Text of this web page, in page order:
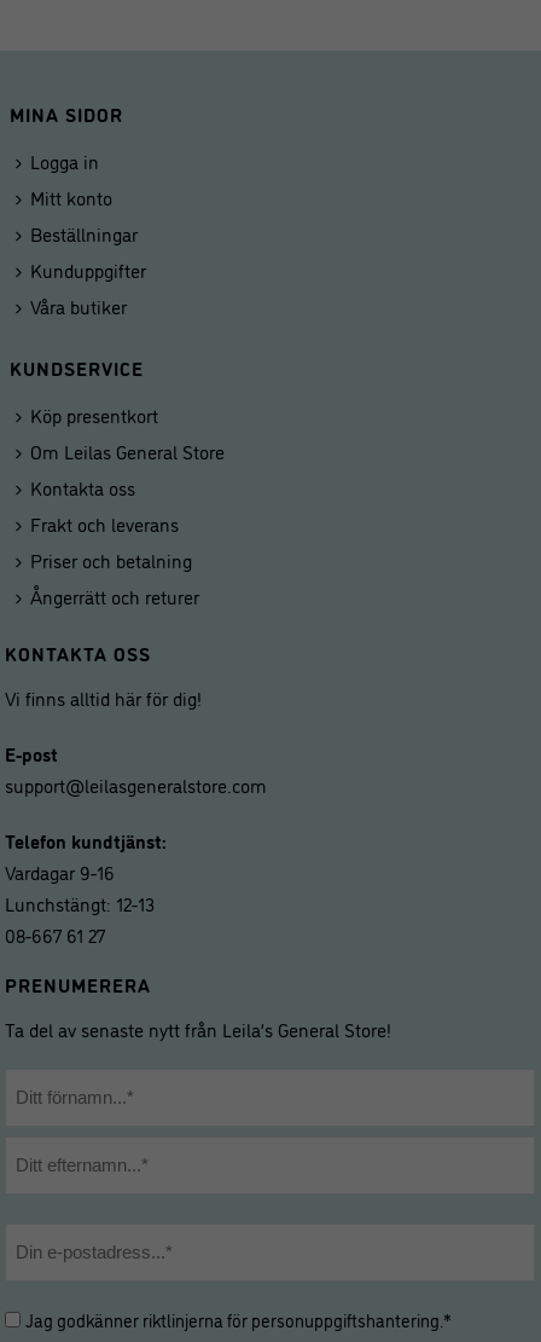
MINA SIDOR
Logga in
Mitt konto
Beställningar
Kunduppgifter
Våra butiker
KUNDSERVICE
Köp presentkort
Om Leilas General Store
Kontakta oss
Frakt och leverans
Priser och betalning
Ångerrätt och returer
KONTAKTA OSS
Vi finns alltid här för dig!
E-post
support@leilasgeneralstore.com
Telefon kundtjänst:
Vardagar 9-16
Lunchstängt: 12-13
08-667 61 27
PRENUMERERA
Ta del av senaste nytt från Leila’s General Store!
Hantering
Jag godkänner riktlinjerna förpersonuppgiftshantering .*